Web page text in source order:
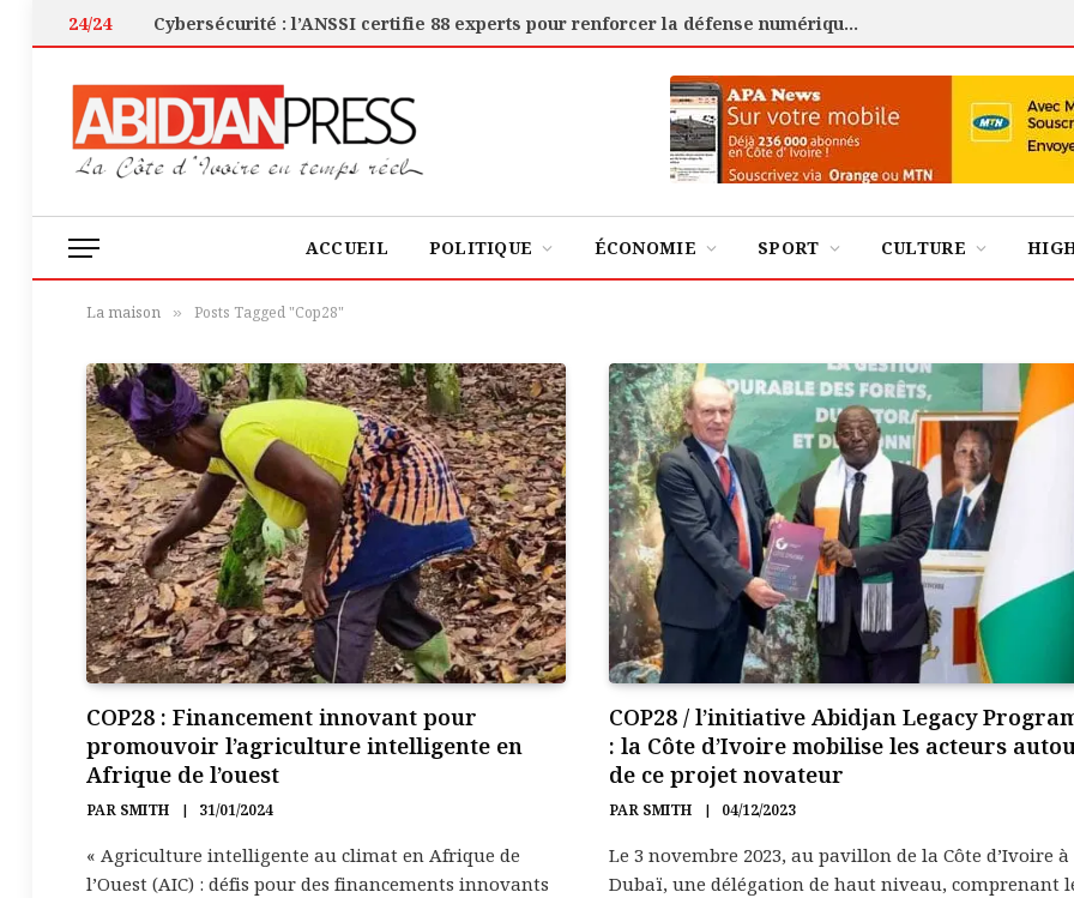
24/24 Cybersécurité : l’ANSSI certifie 88 experts pour renforcer la défense numérique de la Côte d’Ivoire
ACCUEIL POLITIQUE ÉCONOMIE SPORT CULTURE
La maison » Posts Tagged "Cop28"
COP28 : Financement innovant pour
promouvoir l’agriculture intelligente en
Afrique de l’ouest
PAR SMITH 31/01/2024
« Agriculture intelligente au climat en Afrique de
l’Ouest (AIC) : défis pour des financements innovants
COP28 / l’initiative Abidjan Legacy
: la Côte d’Ivoire mobilise les acteurs
de ce projet novateur
PAR SMITH 04/12/2023
Le 3 novembre 2023, au pavillon de la Côte d’Ivoire à
Dubaï, une délégation de haut niveau, comprenant